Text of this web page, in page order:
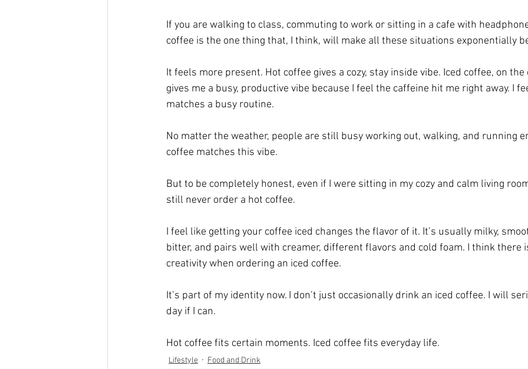
If you are walking to class, commuting to work or sitting in a cafe with
coffee is the one thing that, I think, will make all these situations exponentially
It feels more present. Hot coffee gives a cozy, stay inside vibe. Iced coffee, on
gives me a busy, productive vibe because I feel the caffeine hit me right away. I
matches a busy routine.
No matter the weather, people are still busy working out, walking, and running
coffee matches this vibe.
But to be completely honest, even if I were sitting in my cozy and calm living
still never order a hot coffee.
I feel like getting your coffee iced changes the flavor of it. It’s usually milky,
bitter, and pairs well with creamer, different flavors and cold foam. I think there
creativity when ordering an iced coffee.
It’s part of my identity now. I don’t just occasionally drink an iced coffee. I will
day if I can.
Hot coffee fits certain moments. Iced coffee fits everyday life.
Lifestyle Food and Drink